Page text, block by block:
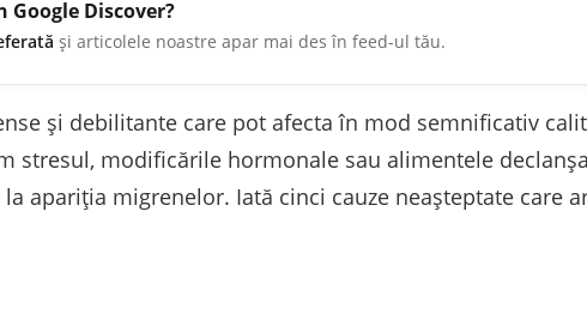
Discover?
și articolele noastre apar mai des în feed-ul tău.
și debilitante care pot afecta în mod semnificativ
stresul, modificările hormonale sau alimentele
apariția migrenelor. Iată cinci cauze neașteptate care